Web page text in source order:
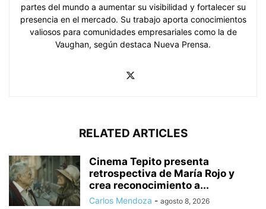
partes del mundo a aumentar su visibilidad y fortalecer su
presencia en el mercado. Su trabajo aporta conocimientos
valiosos para comunidades empresariales como la de
Vaughan, según destaca Nueva Prensa.
RELATED ARTICLES
Cinema Tepito presenta
retrospectiva de María Rojo y
crea reconocimiento a...
Carlos Mendoza - agosto 8, 2026